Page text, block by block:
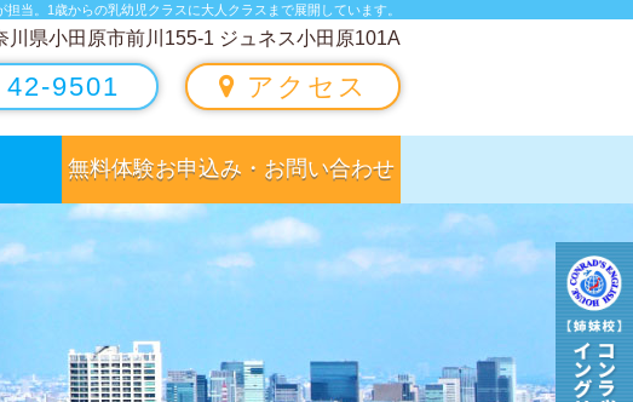
当。1歳からの乳幼児クラスに大人クラスまで展開しています。
県小田原市前川155-1 ジュネス小田原101A
42-9501 アクセス
無料体験お申込み・お問い合わせ